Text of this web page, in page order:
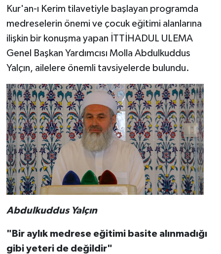
Kur'an-ı Kerim tilavetiyle başlayan programda
medreselerin önemi ve çocuk eğitimi alanlarına
ilişkin bir konuşma yapan İTTİHADUL ULEMA
Genel Başkan Yardımcısı Molla Abdulkuddus
Yalçın, ailelere önemli tavsiyelerde bulundu.
Abdulkuddus Yalçın
"Bir aylık medrese eğitimi basite alınmadığı
gibi yeteri de değildir"